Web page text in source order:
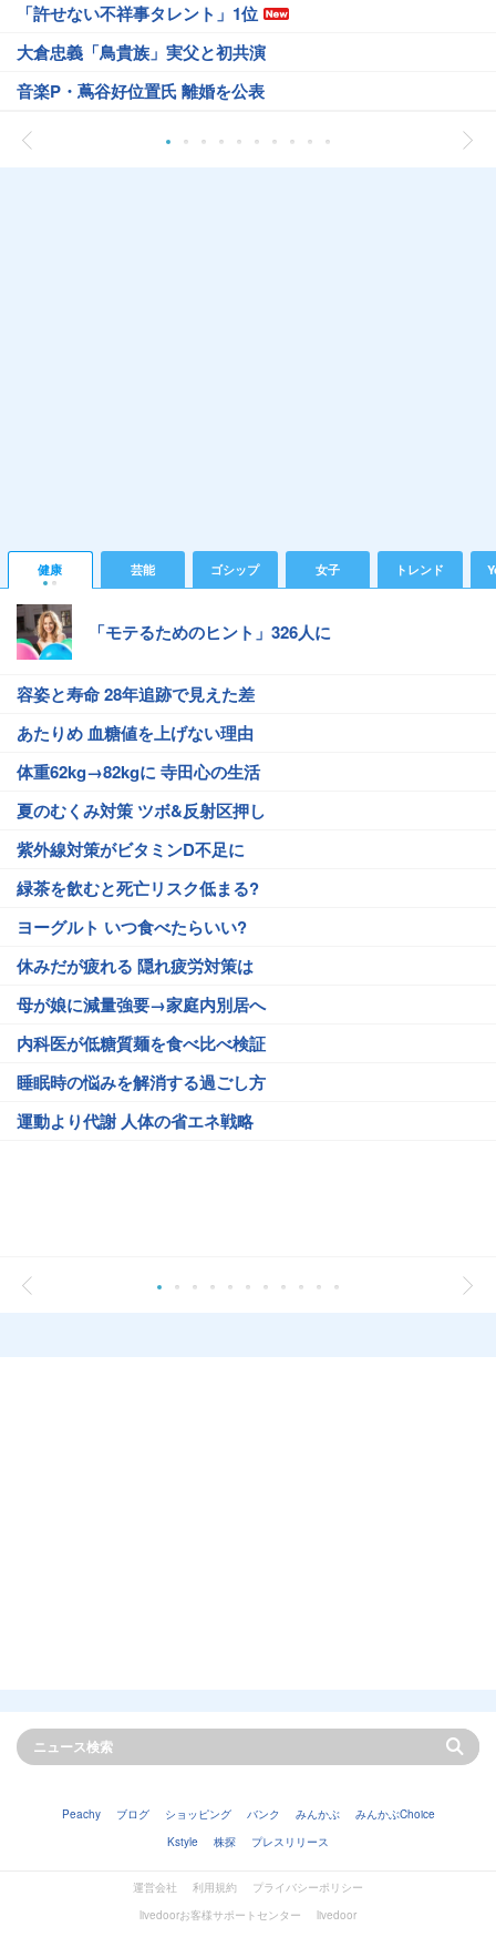
「許せない不祥事タレント」1位
大倉忠義「鳥貴族」実父と初共演
音楽P・蔦谷好位置氏 離婚を公表
健康 芸能 ゴシップ 女子 トレンド
「モテるためのヒント」326人に
容姿と寿命 28年追跡で見えた差
あたりめ 血糖値を上げない理由
体重62kg→82kgに 寺田心の生活
夏のむくみ対策 ツボ&反射区押し
紫外線対策がビタミンD不足に
緑茶を飲むと死亡リスク低まる?
ヨーグルト いつ食べたらいい?
休みだが疲れる 隠れ疲労対策は
母が娘に減量強要→家庭内別居へ
内科医が低糖質麺を食べ比べ検証
睡眠時の悩みを解消する過ごし方
運動より代謝 人体の省エネ戦略
Peachy ブログ ショッピング バンク みんかぶ
みんかぶChoice
Kstyle
株探 プレスリリース
運営会社 利用規約
プライバシーポリシー
livedoorお客様サポートセンター
livedoor